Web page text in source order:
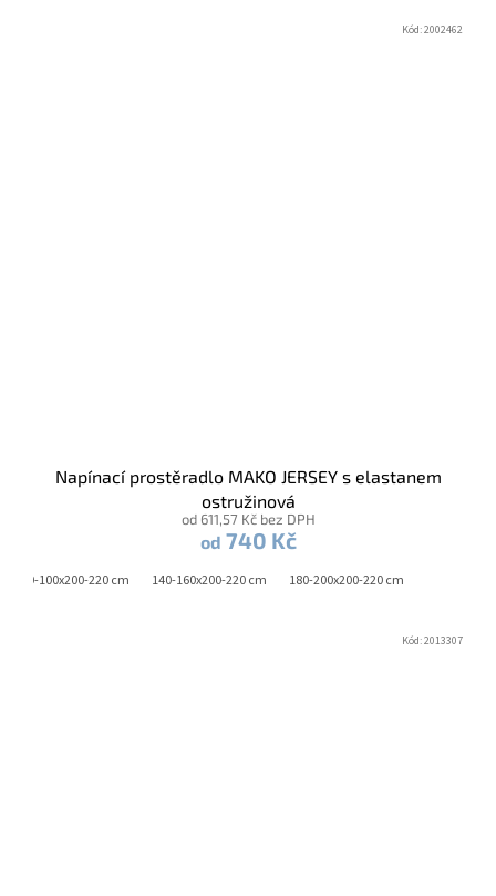
Napínací prostěradlo MAKO JERSEY s elastanem
ostružinová
od 611,57 Kč bez DPH
od 740 Kč
90-100x200-220 cm 140-160x200-220 cm 180-200x200-220 cm
Kód:2002462
Kód:2013307